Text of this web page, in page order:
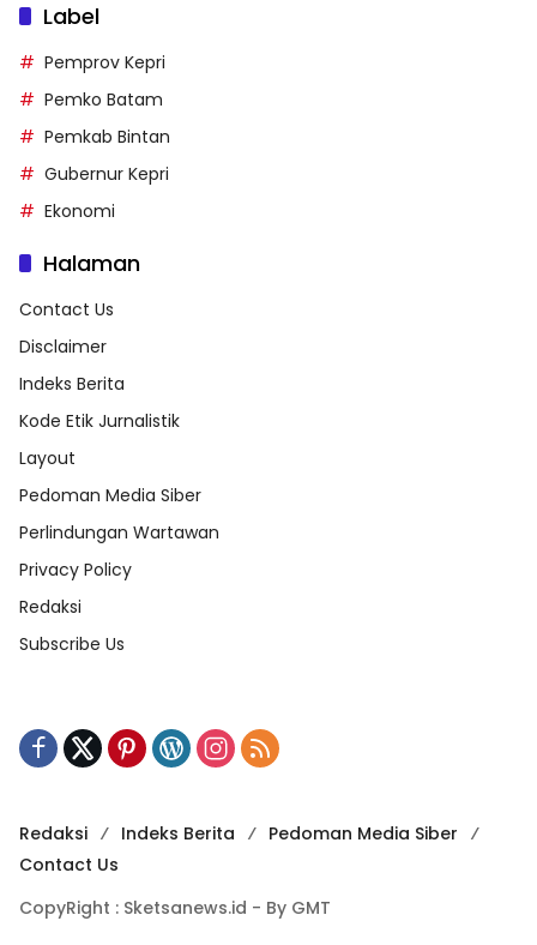
Label
Pemprov Kepri
Pemko Batam
Pemkab Bintan
Gubernur Kepri
Ekonomi
Halaman
Contact Us
Disclaimer
Indeks Berita
Kode Etik Jurnalistik
Layout
Pedoman Media Siber
Perlindungan Wartawan
Privacy Policy
Redaksi
Subscribe Us
Redaksi Indeks Berita
Pedoman Media Siber
Contact Us
CopyRight : Sketsanews.id - By GMT